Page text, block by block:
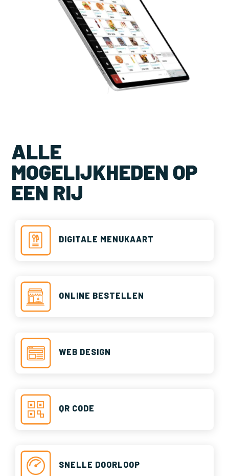
ALLE
MOGELIJKHEDEN OP
EEN RIJ
DIGITALE MENUKAART
ONLINE BESTELLEN
WEB DESIGN
QR CODE
SNELLE DOORLOOP